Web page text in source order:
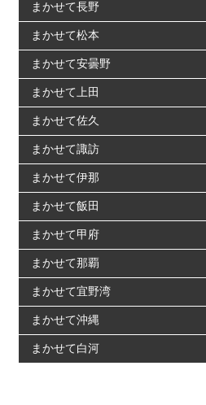
まかせて長野
まかせて松本
まかせて安曇野
まかせて上田
まかせて佐久
まかせて諏訪
まかせて伊那
まかせて飯田
まかせて甲府
まかせて那覇
まかせて宜野湾
まかせて沖縄
まかせて白河